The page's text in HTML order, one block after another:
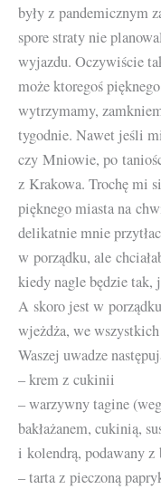
były z pandemicznym
spore straty nie
wyjazdu. Oczywiście
może ktoregoś
wytrzymamy,
tygodnie. Nawet jeśli
czy Mniowie, po
z Krakowa. Trochę mi
pięknego miasta na
delikatnie mnie
w porządku, ale
kiedy nagle będzie tak,
A skoro jest w
wjeżdża, we
Waszej uwadze
– krem z cukinii
– warzywny tagine
bakłażanem, cukinią,
i kolendrą, podawany z
– tarta z pieczoną